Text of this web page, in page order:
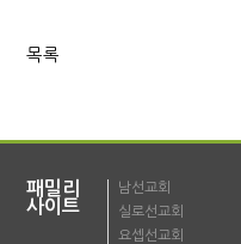
목록
패밀리
사이트
남선교회
실로선교회
요셉선교회